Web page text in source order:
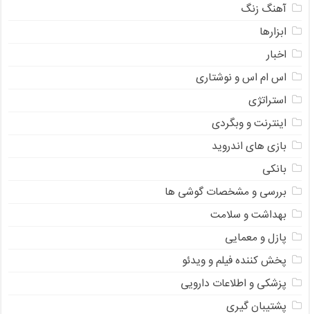
آهنگ زنگ
ابزارها
اخبار
اس ام اس و نوشتاری
استراتژی
اینترنت و وبگردی
بازی های اندروید
بانکی
بررسی و مشخصات گوشی ها
بهداشت و سلامت
پازل و معمایی
پخش کننده فیلم و ویدئو
پزشکی و اطلاعات دارویی
پشتیبان گیری